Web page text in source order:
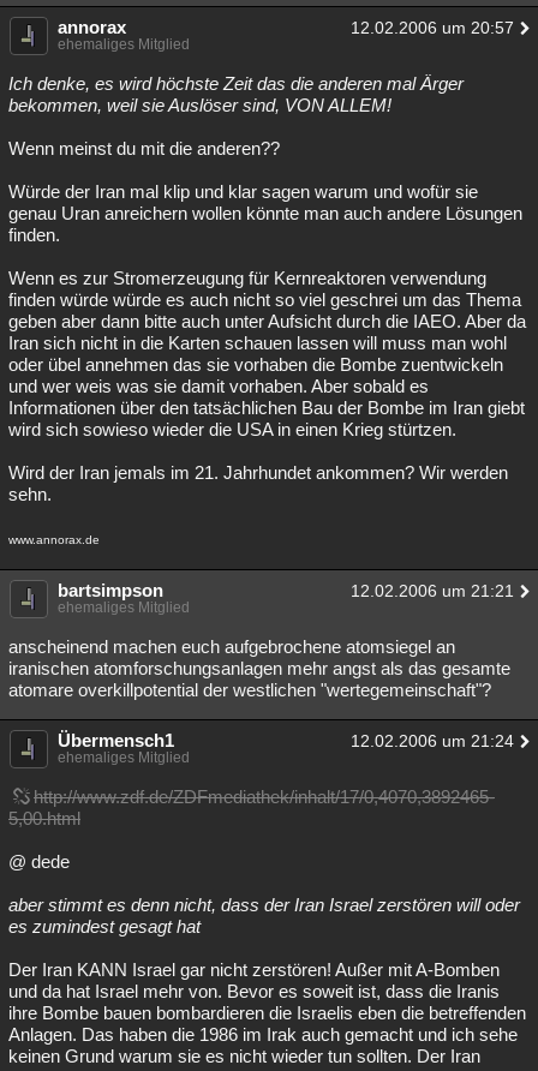
annorax 12.02.2006 um 20:57
ehemaliges Mitglied
Ich denke, es wird höchste Zeit das die anderen mal Ärger
bekommen, weil sie Auslöser sind, VON ALLEM!
Wenn meinst du mit die anderen??
Würde der Iran mal klip und klar sagen warum und wofür sie
genau Uran anreichern wollen könnte man auch andere Lösungen
finden.
Wenn es zur Stromerzeugung für Kernreaktoren verwendung
finden würde würde es auch nicht so viel geschrei um das Thema
geben aber dann bitte auch unter Aufsicht durch die IAEO. Aber da
Iran sich nicht in die Karten schauen lassen will muss man wohl
oder übel annehmen das sie vorhaben die Bombe zuentwickeln
und wer weis was sie damit vorhaben. Aber sobald es
Informationen über den tatsächlichen Bau der Bombe im Iran giebt
wird sich sowieso wieder die USA in einen Krieg stürtzen.
Wird der Iran jemals im 21. Jahrhundet ankommen? Wir werden
sehn.
www.annorax.de
bartsimpson 12.02.2006 um 21:21
ehemaliges Mitglied
anscheinend machen euch aufgebrochene atomsiegel an
iranischen atomforschungsanlagen mehr angst als das gesamte
atomare overkillpotential der westlichen "wertegemeinschaft"?
Übermensch1 12.02.2006 um 21:24
ehemaliges Mitglied
http://www.zdf.de/ZDFmediathek/inhalt/17/0,4070,3892465-
5,00.html
@ dede
aber stimmt es denn nicht, dass der Iran Israel zerstören will oder
es zumindest gesagt hat
Der Iran KANN Israel gar nicht zerstören! Außer mit A-Bomben
und da hat Israel mehr von. Bevor es soweit ist, dass die Iranis
ihre Bombe bauen bombardieren die Israelis eben die betreffenden
Anlagen. Das haben die 1986 im Irak auch gemacht und ich sehe
keinen Grund warum sie es nicht wieder tun sollten. Der Iran